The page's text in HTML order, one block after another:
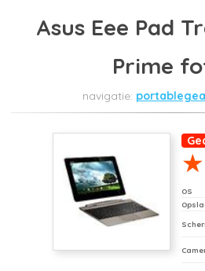
Asus Eee Pad
Prime
OS